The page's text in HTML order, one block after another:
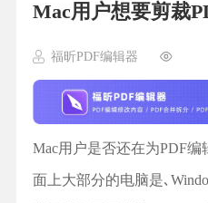
Mac用户想要剪裁
福昕PDF编辑器
Mac用户是否还在为PDF
面上大部分的电脑是､